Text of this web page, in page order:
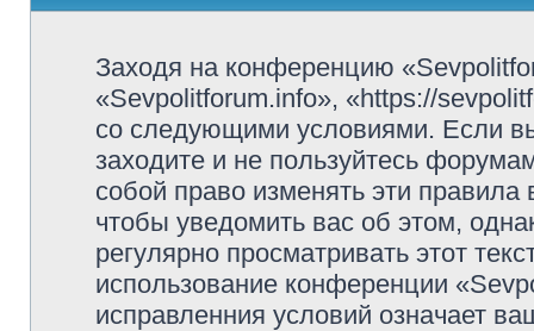
Заходя на конференцию
«Sevpolitforum.info», «https://
со следующими условиями. Если
заходите и не пользуйтесь
собой право изменять эти
чтобы уведомить вас об этом,
регулярно просматривать этот
использование конференции
исправленния условий означает